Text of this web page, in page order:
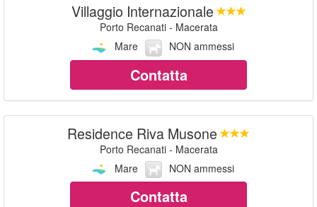
Villaggio Internazionale
Porto Recanati - Macerata
Mare
NON ammessi
Contatta
Residence Riva Musone
Porto Recanati - Macerata
Mare
NON ammessi
Contatta